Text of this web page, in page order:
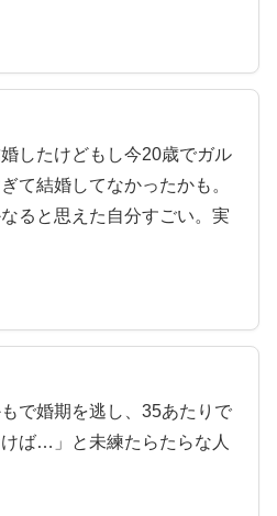
したけどもし今20歳でガル
て結婚してなかったかも。
ると思えた自分すごい。実
で婚期を逃し、35あたりで
ば…」と未練たらたらな人